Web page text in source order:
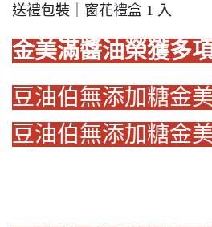
送禮包裝｜窗花禮盒 1 入
金美滿醬油榮獲多
豆油伯無添加糖金
豆油伯無添加糖金